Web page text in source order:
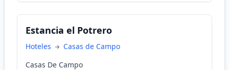
Estancia el Potrero
Hoteles
Casas de Campo
Casas De Campo